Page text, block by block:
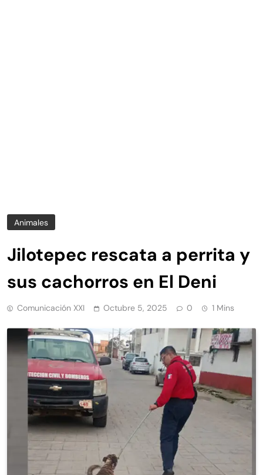
Animales
Jilotepec rescata a perrita y
sus cachorros en El Deni
Comunicación XXI Octubre 5, 2025 0 1 Mins